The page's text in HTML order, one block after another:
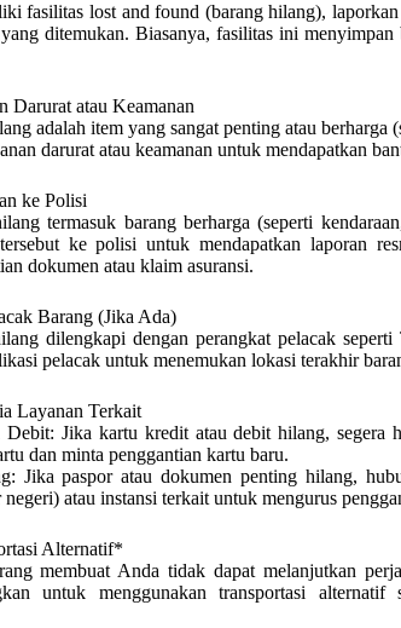
fasilitas lost and found (barang hilang),
ditemukan. Biasanya, fasilitas ini
Darurat atau Keamanan
adalah item yang sangat penting atau berharga
darurat atau keamanan untuk mendapatkan
ke Polisi
termasuk barang berharga (seperti
ke polisi untuk mendapatkan laporan
dokumen atau klaim asuransi.
Barang (Jika Ada)
dilengkapi dengan perangkat pelacak
pelacak untuk menemukan lokasi terakhir
Layanan Terkait
Jika kartu kredit atau debit hilang, segera
dan minta penggantian kartu baru.
Jika paspor atau dokumen penting hilang,
atau instansi terkait untuk mengurus
Alternatif*
membuat Anda tidak dapat melanjutkan
untuk menggunakan transportasi